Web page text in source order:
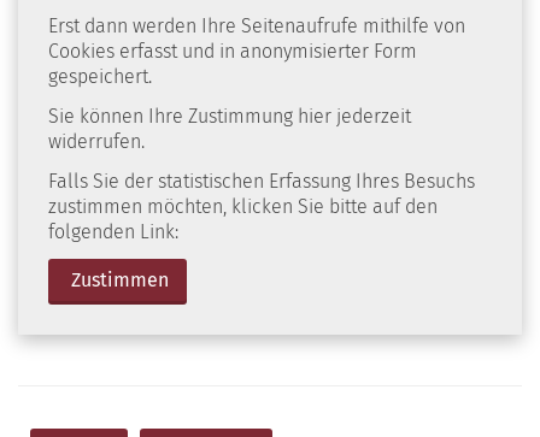
Erst dann werden Ihre Seitenaufrufe mithilfe von
Cookies erfasst und in anonymisierter Form
gespeichert.
Sie können Ihre Zustimmung hier jederzeit
widerrufen.
Falls Sie der statistischen Erfassung Ihres Besuchs
zustimmen möchten, klicken Sie bitte auf den
folgenden Link:
Zustimmen